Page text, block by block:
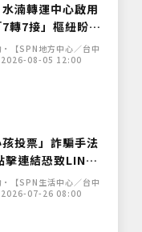
湳轉運中心啟用
轉7接」樞紐盼紓
市區壅塞
•【SPN地方中心／台中
2026-08-05 12:00
孩投票」詐騙手法
擊連結恐致LINE
•【SPN生活中心／台中
2026-07-26 08:00